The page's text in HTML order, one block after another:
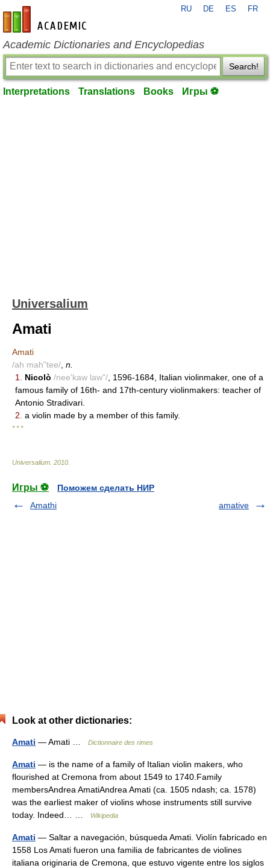
en-academic.com
RU DE ES FR
Academic Dictionaries and Encyclopedias
Search!
Interpretations Translations Books Игры ⚽
Universalium
Amati
Amati
/ah mah"tee/ n.
1.
Nicolò /nee'kaw law"/ , 1596-1684, Italian violinmaker, one of a
famous family of 16th- and 17th-century violinmakers: teacher of
Antonio Stradivari.
2. a violin made by a member of this family.
* * *
Universalium 2010
Игры ⚽
Поможем сделать НИР
Amathi
amative
Look at other dictionaries:
Amati — Amati … Dictionnaire des rimes
Amati — is the name of a family of Italian violin makers, who
flourished at Cremona from about 1549 to 1740.Family
membersAndrea AmatiAndrea Amati (ca. 1505 ndash; ca. 1578)
was the earliest maker of violins whose instruments still survive
today. Indeed… …
Wikipedia
Amati — Saltar a navegación, búsqueda Amati. Violín fabricado en
1558 Los Amati fueron una familia de fabricantes de violines
italiana originaria de Cremona, que estuvo vigente entre los siglos